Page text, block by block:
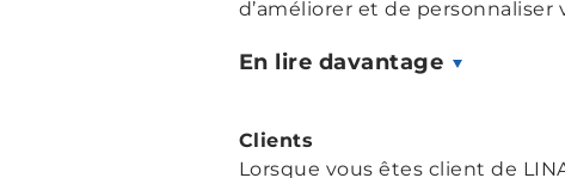
d’améliorer et de
En lire davantage
Clients
Lorsque vous êtes client de